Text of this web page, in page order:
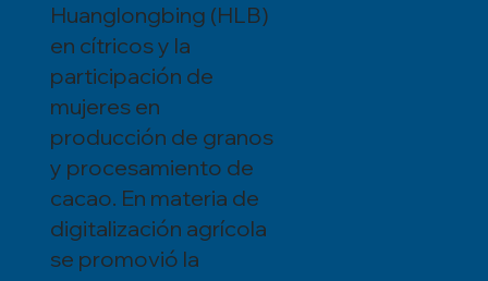
Huanglongbing (HLB)
en cítricos y la
participación de
mujeres en
producción de granos
y procesamiento de
cacao. En materia de
digitalización agrícola
se promovió la